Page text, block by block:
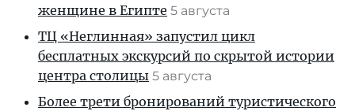
женщине в Египте 5 августа
ТЦ «Неглинная» запустил цикл
бесплатных экскурсий по скрытой истории
центра столицы 5 августа
Более трети бронирований туристического